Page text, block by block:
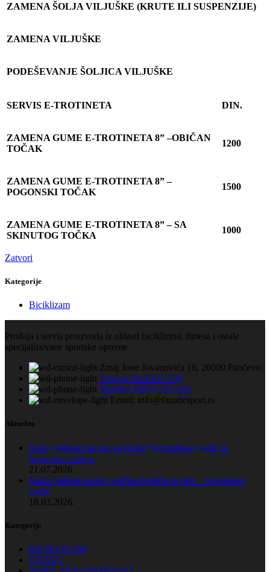
ZAMENA ŠOLJA VILJUŠKE (KRUTE ILI SUSPENZIJE)
ZAMENA VILJUŠKE
PODEŠEVANJE ŠOLJICA VILJUŠKE
SERVIS E-TROTINETA DIN.
ZAMENA GUME E-TROTINETA 8” –OBIČAN
TOČAK
1200
ZAMENA GUME E-TROTINETA 8” –
POGONSKI TOČAK
1500
ZAMENA GUME E-TROTINETA 8” – SA
SKINUTOG TOČKA
1000
Zatvori
Kategorije
Biciklizam
Prodaja i servis proizvoda iz oblasti biciklizma, fitnesa i ostale
specijalizovane sportske opreme
Zmaj Jove Jovanovića 16, 26000 Pančevo
Telefon: 013/332-920
Mobilni: 060/0-332-920
Email: info@fanaticsport.rs
Aktuelno
Kako odabrati kacigu za bicikl? Kompletan vodič za
bezbednu vožnju
21.07.2026.
Kako odabrati pravu veličinu bicikla za dete – kompletan
vodič
16.03.2026.
Kategorije
BICIKLIZAM
FITNES